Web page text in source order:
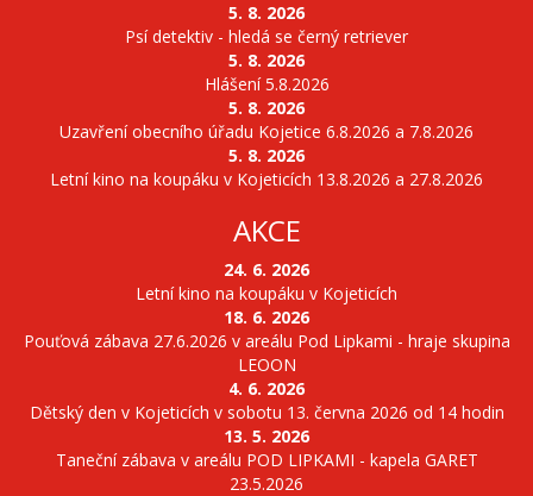
5. 8. 2026
Psí detektiv - hledá se černý retriever
5. 8. 2026
Hlášení 5.8.2026
5. 8. 2026
Uzavření obecního úřadu Kojetice 6.8.2026 a 7.8.2026
5. 8. 2026
Letní kino na koupáku v Kojeticích 13.8.2026 a 27.8.2026
AKCE
24. 6. 2026
Letní kino na koupáku v Kojeticích
18. 6. 2026
Pouťová zábava 27.6.2026 v areálu Pod Lipkami - hraje skupina
LEOON
4. 6. 2026
Dětský den v Kojeticích v sobotu 13. června 2026 od 14 hodin
13. 5. 2026
Taneční zábava v areálu POD LIPKAMI - kapela GARET
23.5.2026